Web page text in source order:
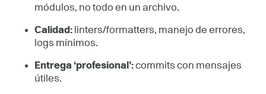
módulos, no todo en un archivo.
Calidad: linters/formatters, manejo de errores,
logs mínimos.
Entrega ‘profesional’:commits con mensajes
útiles.